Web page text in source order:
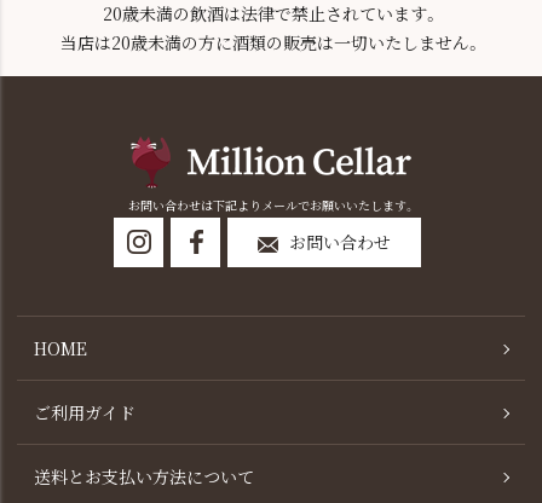
20歳未満の飲酒は法律で禁止されています。
当店は20歳未満の方に酒類の販売は一切いたしません。
お問い合わせは下記よりメールでお願いいたします。
お問い合わせ
HOME
ご利用ガイド
送料とお支払い方法について